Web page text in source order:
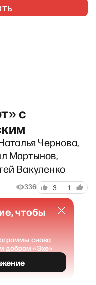
с
Чернова,
Мартынов,
Вакуленко
336 3 1
чтобы
снова
добром «Эхе»